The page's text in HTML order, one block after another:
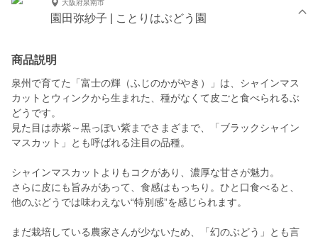
大阪府泉南市
園田弥紗子 | ことりはぶどう園
商品説明
泉州で育てた「富士の輝（ふじのかがやき）」は、シャインマス
カットとウィンクから生まれた、種がなくて皮ごと食べられるぶ
どうです。
見た目は赤紫～黒っぽい紫までさまざまで、「ブラックシャイン
マスカット」とも呼ばれる注目の品種。
シャインマスカットよりもコクがあり、濃厚な甘さが魅力。
さらに皮にも旨みがあって、食感はもっちり。ひと口食べると、
他のぶどうでは味わえない“特別感”を感じられます。
まだ栽培している農家さんが少ないため、「幻のぶどう」とも言